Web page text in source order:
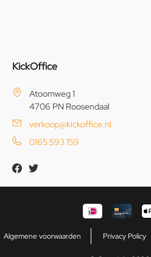
KickOffice
Atoomweg 1
4706 PN Roosendaal
verkoop@kickoffice.nl
0165 593 159
Algemene voorwaarden Privacy Policy